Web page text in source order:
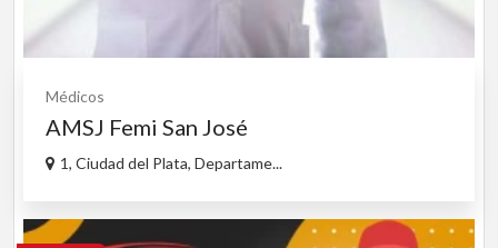
Médicos
AMSJ Femi San José
1, Ciudad del Plata, Departame...